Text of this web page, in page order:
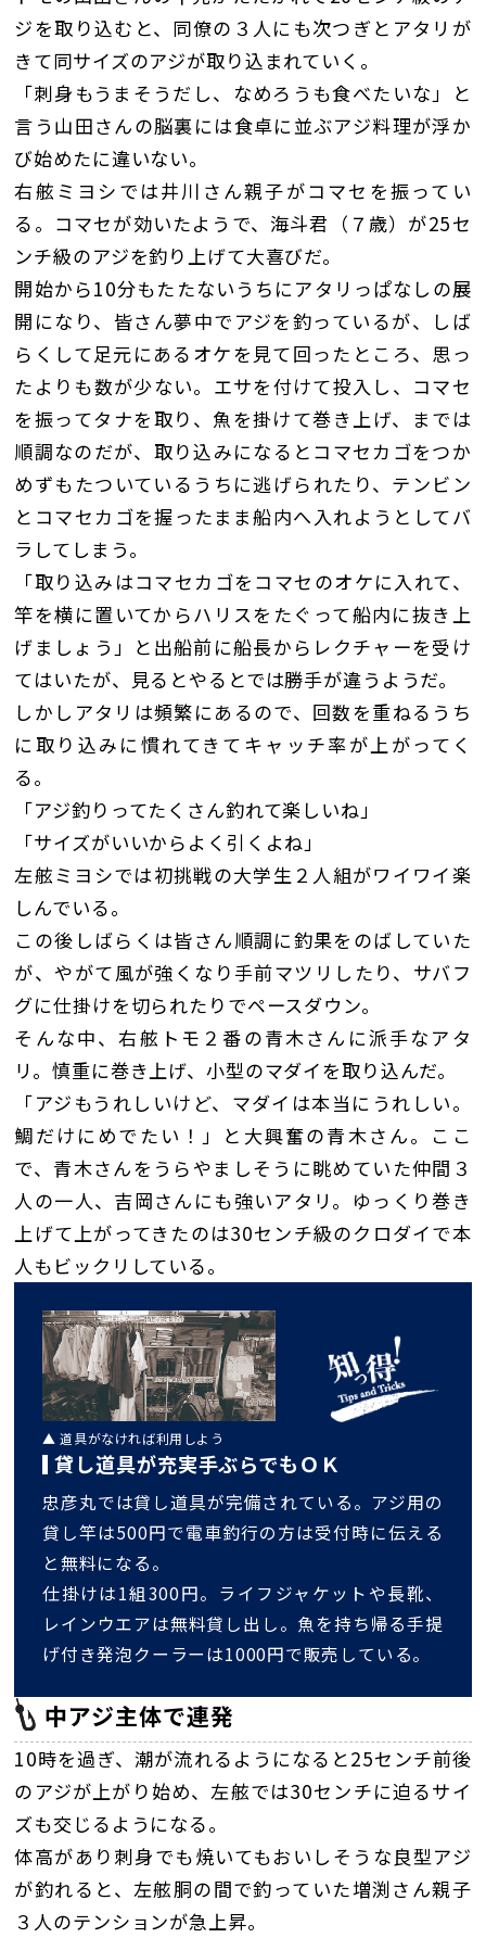
ジを取り込むと、同僚の３人にも次つぎとアタリが
きて同サイズのアジが取り込まれていく。
「刺身もうまそうだし、なめろうも食べたいな」と
言う山田さんの脳裏には食卓に並ぶアジ料理が浮か
び始めたに違いない。
右舷ミヨシでは井川さん親子がコマセを振ってい
る。コマセが効いたようで、海斗君（７歳）が25セ
ンチ級のアジを釣り上げて大喜びだ。
開始から10分もたたないうちにアタリっぱなしの展
開になり、皆さん夢中でアジを釣っているが、しば
らくして足元にあるオケを見て回ったところ、思っ
たよりも数が少ない。エサを付けて投入し、コマセ
を振ってタナを取り、魚を掛けて巻き上げ、までは
順調なのだが、取り込みになるとコマセカゴをつか
めずもたついているうちに逃げられたり、テンビン
とコマセカゴを握ったまま船内へ入れようとしてバ
ラしてしまう。
「取り込みはコマセカゴをコマセのオケに入れて、
竿を横に置いてからハリスをたぐって船内に抜き上
げましょう」と出船前に船長からレクチャーを受け
てはいたが、見るとやるとでは勝手が違うようだ。
しかしアタリは頻繁にあるので、回数を重ねるうち
に取り込みに慣れてきてキャッチ率が上がってく
る。
「アジ釣りってたくさん釣れて楽しいね」
「サイズがいいからよく引くよね」
左舷ミヨシでは初挑戦の大学生２人組がワイワイ楽
しんでいる。
この後しばらくは皆さん順調に釣果をのばしていた
が、やがて風が強くなり手前マツリしたり、サバフ
グに仕掛けを切られたりでペースダウン。
そんな中、右舷トモ２番の青木さんに派手なアタ
リ。慎重に巻き上げ、小型のマダイを取り込んだ。
「アジもうれしいけど、マダイは本当にうれしい。
鯛だけにめでたい！」と大興奮の青木さん。ここ
で、青木さんをうらやましそうに眺めていた仲間３
人の一人、吉岡さんにも強いアタリ。ゆっくり巻き
上げて上がってきたのは30センチ級のクロダイで本
人もビックリしている。
▲ 道具がなければ利用しよう
貸し道具が充実手ぶらでもＯＫ
忠彦丸では貸し道具が完備されている。アジ用の
貸し竿は500円で電車釣行の方は受付時に伝える
と無料になる。
仕掛けは1組300円。ライフジャケットや長靴、
レインウエアは無料貸し出し。魚を持ち帰る手提
げ付き発泡クーラーは1000円で販売している。
中アジ主体で連発
10時を過ぎ、潮が流れるようになると25センチ前後
のアジが上がり始め、左舷では30センチに迫るサイ
ズも交じるようになる。
体高があり刺身でも焼いてもおいしそうな良型アジ
が釣れると、左舷胴の間で釣っていた増渕さん親子
３人のテンションが急上昇。